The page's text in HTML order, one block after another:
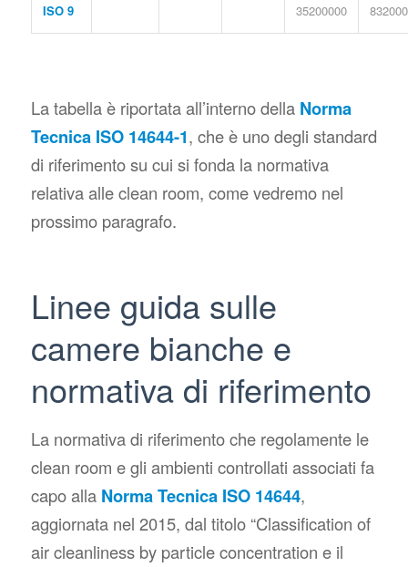
ISO 9 35200000
La tabella è riportata all’interno della Norma
Tecnica ISO 14644-1, che è uno degli standard
di riferimento su cui si fonda la normativa
relativa alle clean room, come vedremo nel
prossimo paragrafo.
Linee guida sulle
camere bianche e
normativa di riferimento
La normativa di riferimento che regolamente le
clean room e gli ambienti controllati associati fa
capo alla Norma Tecnica ISO 14644,
aggiornata nel 2015, dal titolo “Classification of
air cleanliness by particle concentration e il